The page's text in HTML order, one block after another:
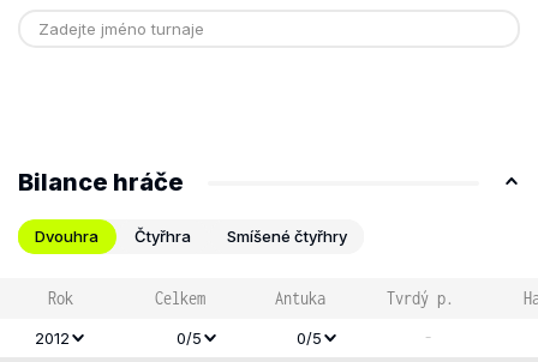
Bilance hráče
Dvouhra Čtyřhra Smíšené čtyřhry
Rok Celkem Antuka Tvrdý p.
2012 0/5 0/5
-